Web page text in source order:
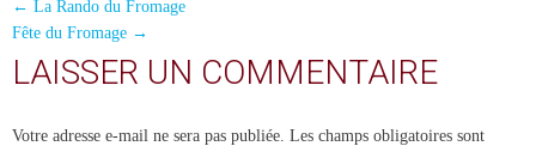
POST
NAVIGATION
← La Rando du Fromage
Fête du Fromage →
LAISSER UN COMMENTAIRE
Votre adresse e-mail ne sera pas publiée. Les champs obligatoires sont